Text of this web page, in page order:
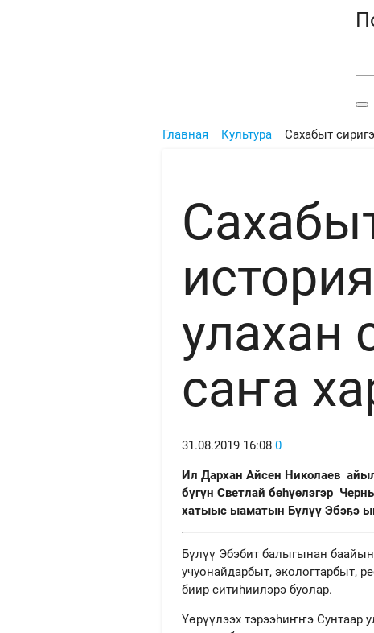
Главная Культура Сахабыт
улахан
саҥа
31.08.2019 16:08 0
Ил Дархан Айсен Николаев
бүгүн Светлай бөһүөлэгэр
хатыыс ыаматын Бүлүү Эбэҕэ
Бүлүү Эбэбит балыгынан
учуонайдарбыт, экологтарбыт,
биир ситиһиилэрэ буолар.
Үөрүүлээх тэрээһиҥҥэ Сунтаар